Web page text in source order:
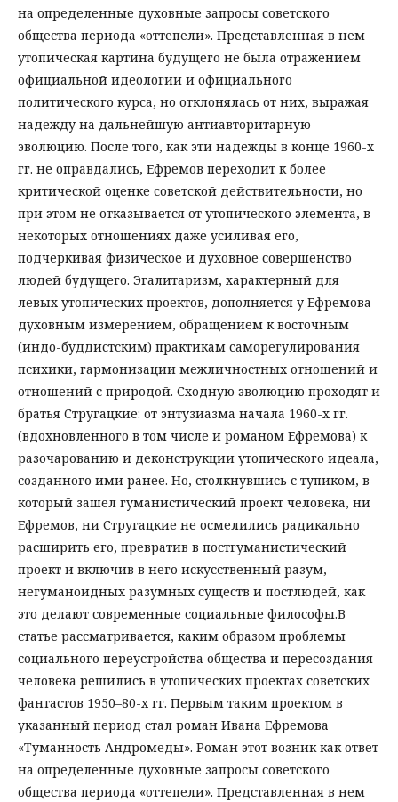
на определенные духовные запросы советского
общества периода «оттепели». Представленная в нем
утопическая картина будущего не была отражением
официальной идеологии и официального
политического курса, но отклонялась от них, выражая
надежду на дальнейшую антиавторитарную
эволюцию. После того, как эти надежды в конце 1960-х
гг. не оправдались, Ефремов переходит к более
критической оценке советской действительности, но
при этом не отказывается от утопического элемента, в
некоторых отношениях даже усиливая его,
подчеркивая физическое и духовное совершенство
людей будущего. Эгалитаризм, характерный для
левых утопических проектов, дополняется у Ефремова
духовным измерением, обращением к восточным
(индо-буддистским) практикам саморегулирования
психики, гармонизации межличностных отношений и
отношений с природой. Сходную эволюцию проходят и
братья Стругацкие: от энтузиазма начала 1960-х гг.
(вдохновленного в том числе и романом Ефремова) к
разочарованию и деконструкции утопического идеала,
созданного ими ранее. Но, столкнувшись с тупиком, в
который зашел гуманистический проект человека, ни
Ефремов, ни Стругацкие не осмелились радикально
расширить его, превратив в постгуманистический
проект и включив в него искусственный разум,
негуманоидных разумных существ и постлюдей, как
это делают современные социальные философы.В
статье рассматривается, каким образом проблемы
социального переустройства общества и пересоздания
человека решились в утопических проектах советских
фантастов 1950–80-х гг. Первым таким проектом в
указанный период стал роман Ивана Ефремова
«Туманность Андромеды». Роман этот возник как ответ
на определенные духовные запросы советского
общества периода «оттепели». Представленная в нем